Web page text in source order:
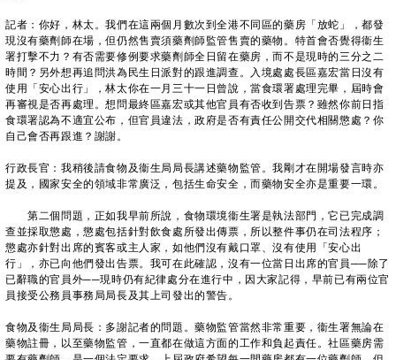
記者：你好，林太。我們在這兩個月數次到全港不同區的藥房「放蛇」，都發
現沒有藥劑師在場，但仍然售賣須藥劑師監管售賣的藥物。特首會否覺得衞生
署打擊不力？有否需要修例要求藥劑師全日留在藥房，而不是現時的三分之二
時間？另外想再追問洪為民生日派對的跟進調查。入境處處長區嘉宏當日沒有
使用「安心出行」，林太你在一月三十一日曾說，當食環署處理完畢，屆時會
再審視是否再處理。想問最終區嘉宏或其他官員有否收到告票？雖然你前日指
食環署認為不適宜公布，但官員違法，政府是否有責任公開交代相關懲處？你
自己會否再跟進？謝謝。
行政長官：我稍後請食物及衞生局局長講述藥物監管。我剛才在開場發言時亦
提及，國家安全的領域非常廣泛，包括生命安全，而藥物安全亦是重要一環。
第二個問題，正如我早前所說，食物環境衞生署是執法部門，它已完成調
查並採取懲處，懲處包括針對飲食處所發出傳票，所以整件事仍在司法程序；
懲處亦針對出席的賓客或主人家，如他們沒有戴口罩、沒有使用「安心出
行」，亦已向他們發出告票。我可在此確認，沒有一位當日出席的官員──除了
已辭職的官員外──現時仍有紀律處分在進行中，因大家記得，早前已有兩位官
員接受公務員事務局局長及其上司發出的警告。
食物及衞生局局長：多謝記者的問題。藥物監管當然非常重要，衞生署無論在
藥物註冊，以至藥物監管，一直都在做這方面的工作和負起責任。社區藥房需